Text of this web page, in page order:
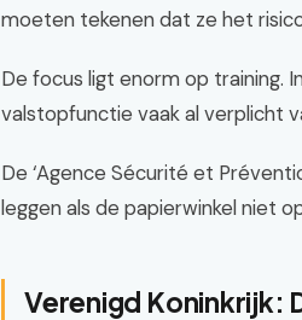
moeten tekenen dat ze het
De focus ligt enorm op training.
valstopfunctie vaak al verplicht
De ‘Agence Sécurité et
leggen als de papierwinkel niet
Verenigd Koninkrijk: